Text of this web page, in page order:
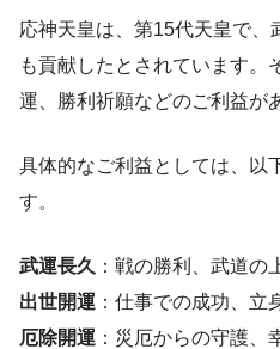
応神天皇は、第15代天皇で、
も貢献したとされています。
運、勝利祈願などのご利益が
具体的なご利益としては、以
す。
武運長久 ：戦の勝利、武道
出世開運 ：仕事での成功、立
厄除開運 ：災厄からの守護、